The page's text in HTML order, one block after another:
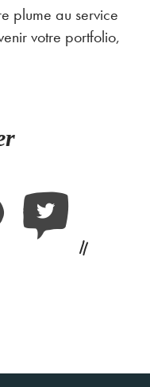
plume au service
votre portfolio,